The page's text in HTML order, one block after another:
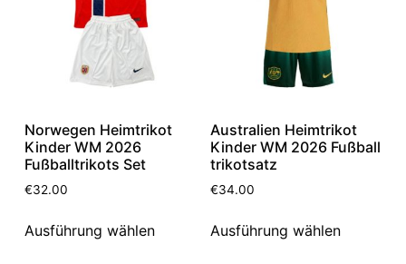
Norwegen Heimtrikot
Kinder WM 2026
Fußballtrikots Set
€32.00
Ausführung wählen
Australien Heimtrikot
Kinder WM 2026 Fußball
trikotsatz
€34.00
Ausführung wählen